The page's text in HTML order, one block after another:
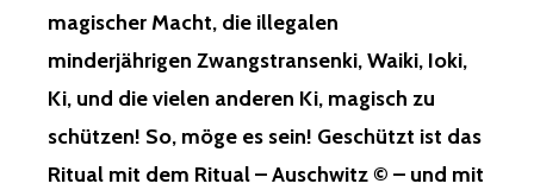
magischer Macht, die illegalen
minderjährigen Zwangstransenki, Waiki, Ioki,
Ki, und die vielen anderen Ki, magisch zu
schützen! So, möge es sein! Geschützt ist das
Ritual mit dem Ritual – Auschwitz © – und mit